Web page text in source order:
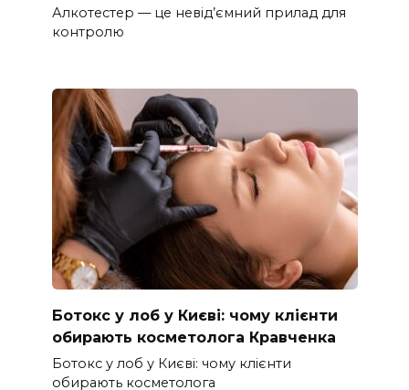
Алкотестер — це невід’ємний прилад для
контролю
Ботокс у лоб у Києві: чому клієнти
обирають косметолога Кравченка
Ботокс у лоб у Києві: чому клієнти
обирають косметолога